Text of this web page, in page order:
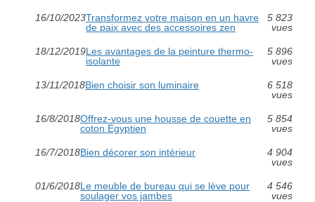
16/10/2023Transformez votre maison en un havre
de paix avec des accessoires zen
5 823
vues
18/12/2019Les avantages de la peinture thermo-
isolante
5 896
vues
13/11/2018Bien choisir son luminaire
6 518
vues
16/8/2018Offrez-vous une housse de couette en
coton Égyptien
5 854
vues
16/7/2018Bien décorer son intérieur
4 904
vues
01/6/2018Le meuble de bureau qui se lève pour
soulager vos jambes
4 546
vues